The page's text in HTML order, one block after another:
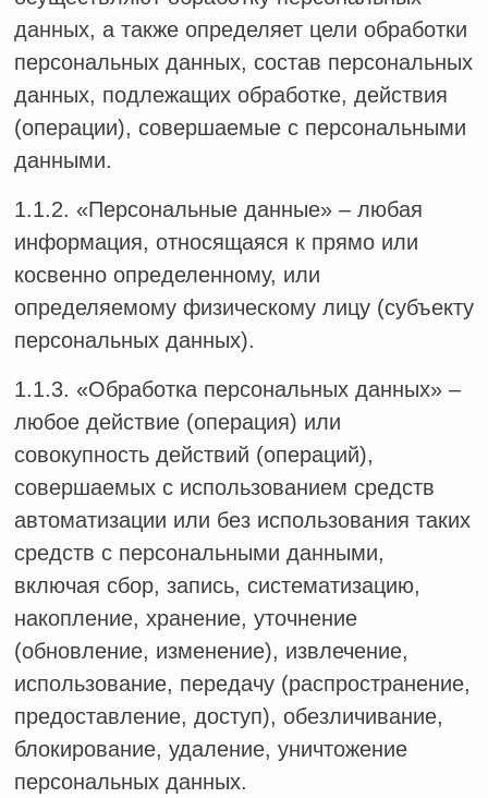
данных, а также определяет цели обработки
персональных данных, состав персональных
данных, подлежащих обработке, действия
(операции), совершаемые с персональными
данными.
1.1.2. «Персональные данные» – любая
информация, относящаяся к прямо или
косвенно определенному, или
определяемому физическому лицу (субъекту
персональных данных).
1.1.3. «Обработка персональных данных» –
любое действие (операция) или
совокупность действий (операций),
совершаемых с использованием средств
автоматизации или без использования таких
средств с персональными данными,
включая сбор, запись, систематизацию,
накопление, хранение, уточнение
(обновление, изменение), извлечение,
использование, передачу (распространение,
предоставление, доступ), обезличивание,
блокирование, удаление, уничтожение
персональных данных.